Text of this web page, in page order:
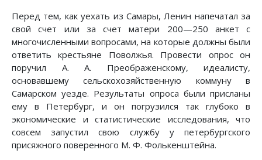
Перед тем, как уехать из Самары, Ленин напечатал за
свой счет или за счет матери 200—250 анкет с
многочисленными вопросами, на которые должны были
ответить крестьяне Поволжья. Провести опрос он
поручил А. А. Преображенскому, идеалисту,
основавшему сельскохозяйственную коммуну в
Самарском уезде. Результаты опроса были присланы
ему в Петербург, и он погрузился так глубоко в
экономические и статистические исследования, что
совсем запустил свою службу у петербургского
присяжного поверенного М. Ф. Фолькенштейна.